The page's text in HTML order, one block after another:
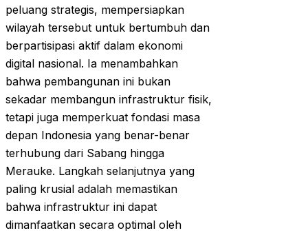
peluang strategis, mempersiapkan
wilayah tersebut untuk bertumbuh dan
berpartisipasi aktif dalam ekonomi
digital nasional. Ia menambahkan
bahwa pembangunan ini bukan
sekadar membangun infrastruktur fisik,
tetapi juga memperkuat fondasi masa
depan Indonesia yang benar-benar
terhubung dari Sabang hingga
Merauke. Langkah selanjutnya yang
paling krusial adalah memastikan
bahwa infrastruktur ini dapat
dimanfaatkan secara optimal oleh